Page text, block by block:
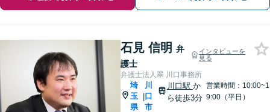
石見 信明 弁
護士
インタビューを
見る
弁護士法人翠 川口事務所
埼
玉
県
|
川
口
市
川口駅 か
ら徒歩3分
営業時間：10:00~1
9:00（平日）